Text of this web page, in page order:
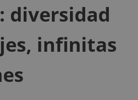
diversidad
infinitas